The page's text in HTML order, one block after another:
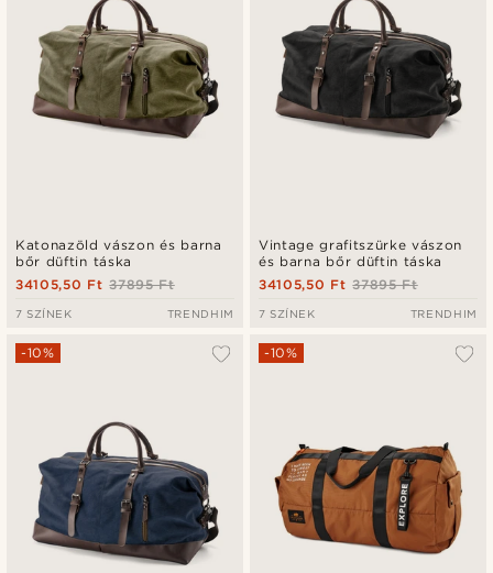
Katonazöld vászon és barna
bőr düftin táska
37895 Ft
34105,50 Ft
7 SZÍNEK TRENDHIM
Vintage grafitszürke vászon
és barna bőr düftin táska
37895 Ft
34105,50 Ft
7 SZÍNEK TRENDHIM
-10% -10%